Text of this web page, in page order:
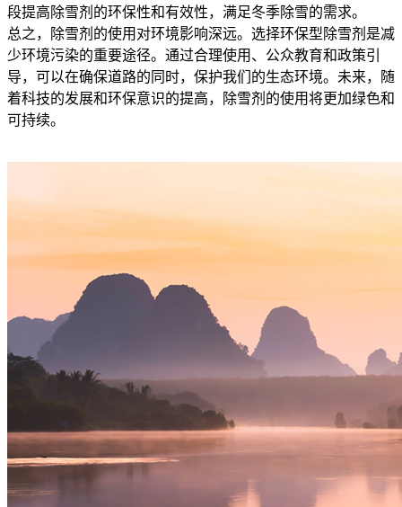
段提高除雪剂的环保性和有效性，满足冬季除雪的需求。
总之，除雪剂的使用对环境影响深远。选择环保型除雪剂是减
少环境污染的重要途径。通过合理使用、公众教育和政策引
导，可以在确保道路的同时，保护我们的生态环境。未来，随
着科技的发展和环保意识的提高，除雪剂的使用将更加绿色和
可持续。